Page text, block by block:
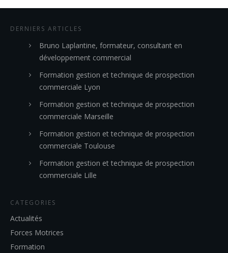
DERNIERS ARTICLES
Bruno Laplantine, formateur, consultant en
développement commercial
Formation gestion et technique de prospection
commerciale Lyon
Formation gestion et technique de prospection
commerciale Marseille
Formation gestion et technique de prospection
commerciale Toulouse
Formation gestion et technique de prospection
commerciale Lille
CATEGORIES
Actualités
Forces Motrices
Formation